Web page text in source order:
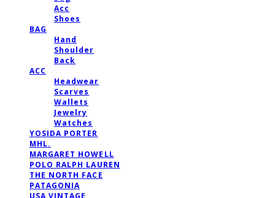
Acc
Shoes
BAG
Hand
Shoulder
Back
ACC
Headwear
Scarves
Wallets
Jewelry
Watches
YOSIDA PORTER
MHL.
MARGARET HOWELL
POLO RALPH LAUREN
THE NORTH FACE
PATAGONIA
USA VINTAGE